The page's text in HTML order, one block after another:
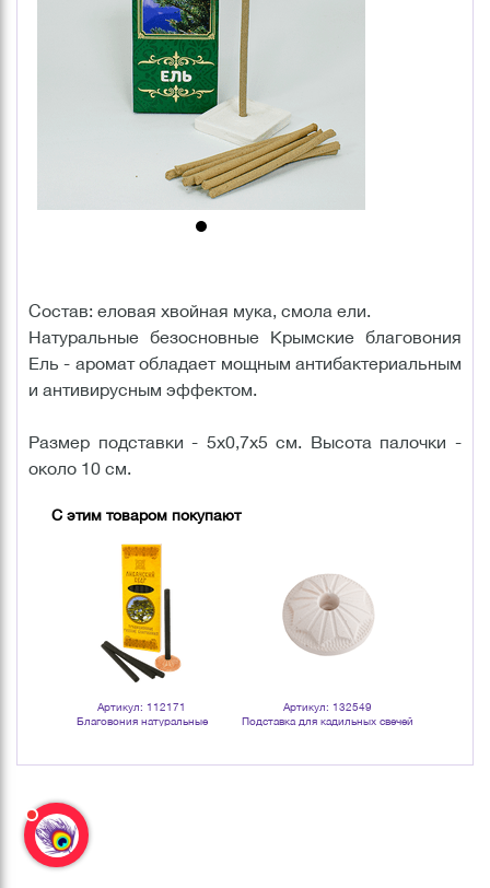
Состав: еловая хвойная мука, смола ели.
Натуральные безосновные Крымские благовония
Ель - аромат обладает мощным антибактериальным
и антивирусным эффектом.
Размер подставки - 5х0,7х5 см. Высота палочки -
около 10 см.
С этим товаром покупают
Артикул: 112171
Благовония натуральные
Артикул: 132549
Подставка для кадильных свечей